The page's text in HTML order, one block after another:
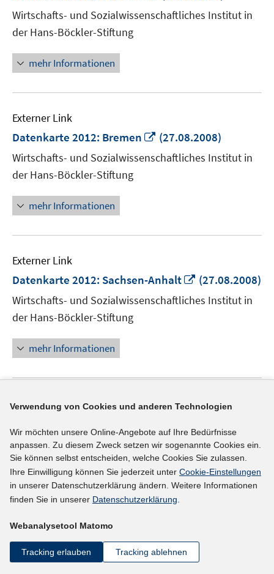
neuem
Fenster
Wirtschafts- und Sozialwissenschaftliches Institut in
der Hans-Böckler-Stiftung
mehr Informationen
Externer Link
Datenkarte 2012: Bremen
In
neuem
Fenster
(27.08.2008)
Wirtschafts- und Sozialwissenschaftliches Institut in
der Hans-Böckler-Stiftung
mehr Informationen
Externer Link
Datenkarte 2012: Sachsen-Anhalt
In
neuem
Fenster
(27.08.2008)
Wirtschafts- und Sozialwissenschaftliches Institut in
der Hans-Böckler-Stiftung
mehr Informationen
Externer Link
neuem
Fenster
öffnen
Wirtschafts- und Sozialwissenschaftliches Institut in
der Hans-Böckler-Stiftung
mehr Informationen
Externer Link
Datenkarte 2012: Rheinland-Pfalz
In(27.08.2008)
Verwendung von Cookies und anderen Technologien
Wir möchten unsere Online-Angebote auf Ihre Bedürfnisse
anpassen. Zu diesem Zweck setzen wir sogenannte Cookies ein.
Sie können selbst entscheiden, welche Cookies Sie zulassen.
Ihre Einwilligung können Sie jederzeit unter Cookie-Einstellungen
in unserer Datenschutzerklärung ändern. Weitere Informationen
finden Sie in unserer Datenschutzerklärung.
Webanalysetool Matomo
Tracking erlauben Tracking ablehnen